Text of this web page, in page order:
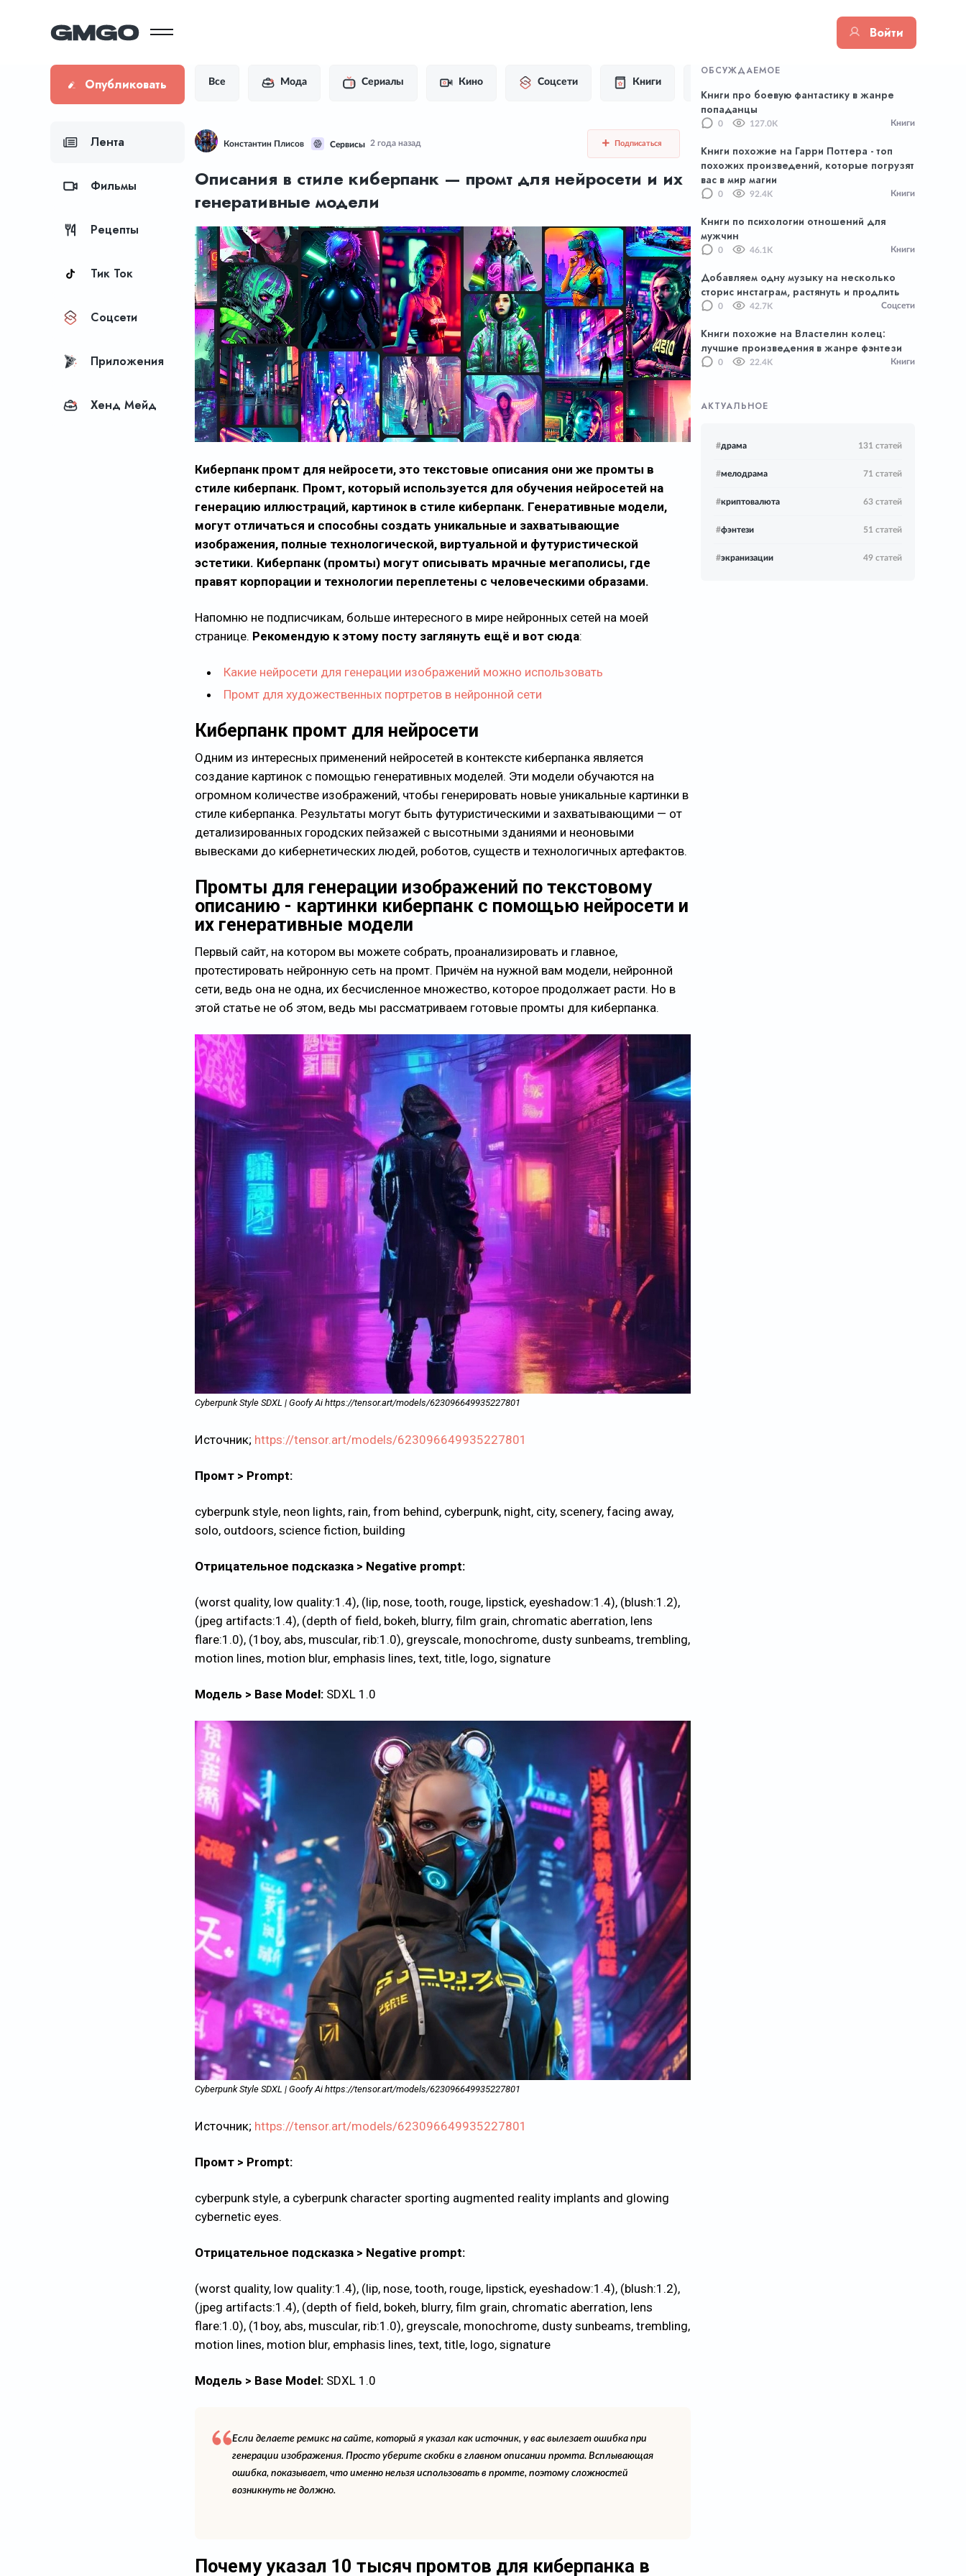
Войти
Опубликовать
Лента
Фильмы
Рецепты
Тик Ток
Соцсети
Приложения
Хенд Мейд
Все Мода Сериалы Кино Соцсети Книги
Константин Плисов Сервисы 2 года назад Подписаться
Описания в стиле киберпанк — промт для нейросети и их
генеративные модели
Киберпанк промт для нейросети, это текстовые описания они же промты в
стиле киберпанк. Промт, который используется для обучения нейросетей на
генерацию иллюстраций, картинок в стиле киберпанк. Генеративные модели,
могут отличаться и способны создать уникальные и захватывающие
изображения, полные технологической, виртуальной и футуристической
эстетики. Киберпанк (промты) могут описывать мрачные мегаполисы, где
правят корпорации и технологии переплетены с человеческими образами.
Напомню не подписчикам, больше интересного в мире нейронных сетей на моей
странице. Рекомендую к этому посту заглянуть ещё и вот сюда:
Какие нейросети для генерации изображений можно использовать
Промт для художественных портретов в нейронной сети
Киберпанк промт для нейросети
Одним из интересных применений нейросетей в контексте киберпанка является
создание картинок с помощью генеративных моделей. Эти модели обучаются на
огромном количестве изображений, чтобы генерировать новые уникальные картинки в
стиле киберпанка. Результаты могут быть футуристическими и захватывающими — от
детализированных городских пейзажей с высотными зданиями и неоновыми
вывесками до кибернетических людей, роботов, существ и технологичных артефактов.
Промты для генерации изображений по текстовому
описанию - картинки киберпанк с помощью нейросети и
их генеративные модели
Первый сайт, на котором вы можете собрать, проанализировать и главное,
протестировать нейронную сеть на промт. Причём на нужной вам модели, нейронной
сети, ведь она не одна, их бесчисленное множество, которое продолжает расти. Но в
этой статье не об этом, ведь мы рассматриваем готовые промты для киберпанка.
Cyberpunk Style SDXL | Goofy Ai https://tensor.art/models/623096649935227801
Источник; https://tensor.art/models/623096649935227801
Промт > Prompt:
cyberpunk style, neon lights, rain, from behind, cyberpunk, night, city, scenery, facing away,
solo, outdoors, science fiction, building
Отрицательное подсказка > Negative prompt:
(worst quality, low quality:1.4), (lip, nose, tooth, rouge, lipstick, eyeshadow:1.4), (blush:1.2),
(jpeg artifacts:1.4), (depth of field, bokeh, blurry, film grain, chromatic aberration, lens
flare:1.0), (1boy, abs, muscular, rib:1.0), greyscale, monochrome, dusty sunbeams, trembling,
motion lines, motion blur, emphasis lines, text, title, logo, signature
Модель > Base Model: SDXL 1.0
Cyberpunk Style SDXL | Goofy Ai https://tensor.art/models/623096649935227801
Источник; https://tensor.art/models/623096649935227801
Промт > Prompt:
cyberpunk style, a cyberpunk character sporting augmented reality implants and glowing
cybernetic eyes.
Отрицательное подсказка > Negative prompt:
(worst quality, low quality:1.4), (lip, nose, tooth, rouge, lipstick, eyeshadow:1.4), (blush:1.2),
(jpeg artifacts:1.4), (depth of field, bokeh, blurry, film grain, chromatic aberration, lens
flare:1.0), (1boy, abs, muscular, rib:1.0), greyscale, monochrome, dusty sunbeams, trembling,
motion lines, motion blur, emphasis lines, text, title, logo, signature
Модель > Base Model: SDXL 1.0
Если делаете ремикс на сайте, который я указал как источник, у вас вылезает ошибка при
генерации изображения. Просто уберите скобки в главном описании промта. Всплывающая
ошибка, показывает, что именно нельзя использовать в промте, поэтому сложностей
возникнуть не должно.
Почему указал 10 тысяч промтов для киберпанка в
ОБСУЖДАЕМОЕ
Книги про боевую фантастику в жанре
попаданцы
0 127.0K Книги
Книги похожие на Гарри Поттера - топ
похожих произведений, которые погрузят
вас в мир магии
0 92.4K Книги
Книги по психологии отношений для
мужчин
0 46.1K Книги
Добавляем одну музыку на несколько
сторис инстаграм, растянуть и продлить
0 42.7K Соцсети
Книги похожие на Властелин колец:
лучшие произведения в жанре фэнтези
0 22.4K Книги
АКТУАЛЬНОЕ
#драма 131 статей
#мелодрама 71 статей
#криптовалюта 63 статей
#фэнтези 51 статей
#экранизации 49 статей